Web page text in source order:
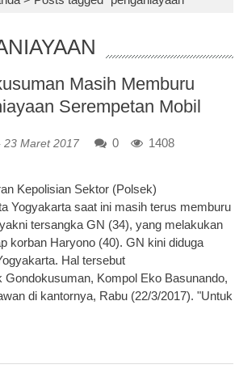
Masih Memburu
Serempetan Mobil
23 Maret 2017 0 1408
Kepolisian Sektor (Polsek)
Yogyakarta saat ini masih terus memburu
tersangka GN (34), yang melakukan
korban Haryono (40). GN kini diduga
Hal tersebut
Gondokusuman, Kompol Eko Basunando,
di kantornya, Rabu (22/3/2017). "Untuk